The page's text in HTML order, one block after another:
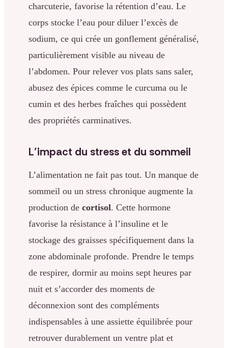
charcuterie, favorise la rétention d’eau. Le
corps stocke l’eau pour diluer l’excès de
sodium, ce qui crée un gonflement généralisé,
particulièrement visible au niveau de
l’abdomen. Pour relever vos plats sans saler,
abusez des épices comme le curcuma ou le
cumin et des herbes fraîches qui possèdent
des propriétés carminatives.
L’impact du stress et du sommeil
L’alimentation ne fait pas tout. Un manque de
sommeil ou un stress chronique augmente la
production de cortisol. Cette hormone
favorise la résistance à l’insuline et le
stockage des graisses spécifiquement dans la
zone abdominale profonde. Prendre le temps
de respirer, dormir au moins sept heures par
nuit et s’accorder des moments de
déconnexion sont des compléments
indispensables à une assiette équilibrée pour
retrouver durablement un ventre plat et